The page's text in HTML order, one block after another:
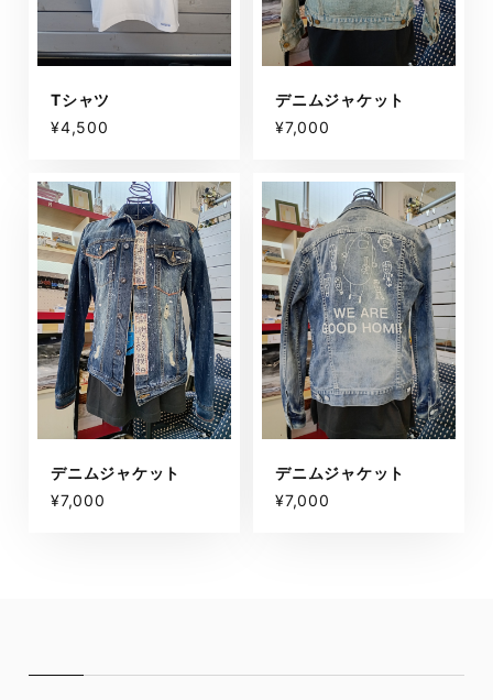
Tシャツ
¥4,500
デニムジャケット
¥7,000
デニムジャケット
¥7,000
デニムジャケット
¥7,000